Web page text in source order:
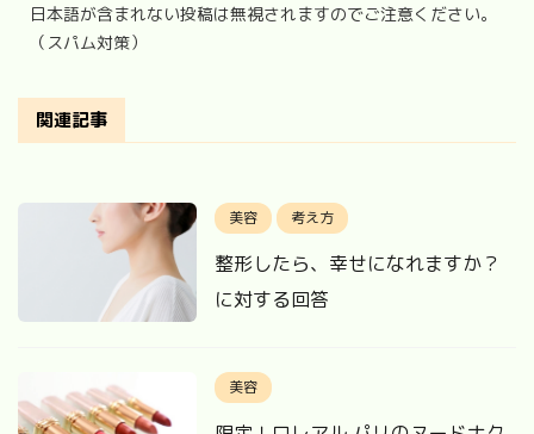
日本語が含まれない投稿は無視されますのでご注意ください。
（スパム対策）
関連記事
美容 考え方
整形したら、幸せになれますか？
に対する回答
美容